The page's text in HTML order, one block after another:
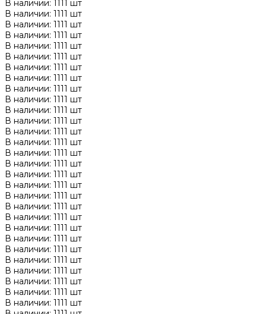
В наличии: 1111 шт
В наличии: 1111 шт
В наличии: 1111 шт
В наличии: 1111 шт
В наличии: 1111 шт
В наличии: 1111 шт
В наличии: 1111 шт
В наличии: 1111 шт
В наличии: 1111 шт
В наличии: 1111 шт
В наличии: 1111 шт
В наличии: 1111 шт
В наличии: 1111 шт
В наличии: 1111 шт
В наличии: 1111 шт
В наличии: 1111 шт
В наличии: 1111 шт
В наличии: 1111 шт
В наличии: 1111 шт
В наличии: 1111 шт
В наличии: 1111 шт
В наличии: 1111 шт
В наличии: 1111 шт
В наличии: 1111 шт
В наличии: 1111 шт
В наличии: 1111 шт
В наличии: 1111 шт
В наличии: 1111 шт
В наличии: 1111 шт